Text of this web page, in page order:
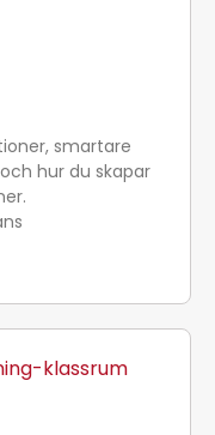
smartare
hur du skapar